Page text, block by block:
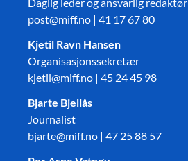
post@miff.no | 41 17 67 80
Kjetil Ravn Hansen
Organisasjonssekretær
kjetil@miff.no | 45 24 45 98
Bjarte Bjellås
Journalist
bjarte@miff.no | 47 25 88 57